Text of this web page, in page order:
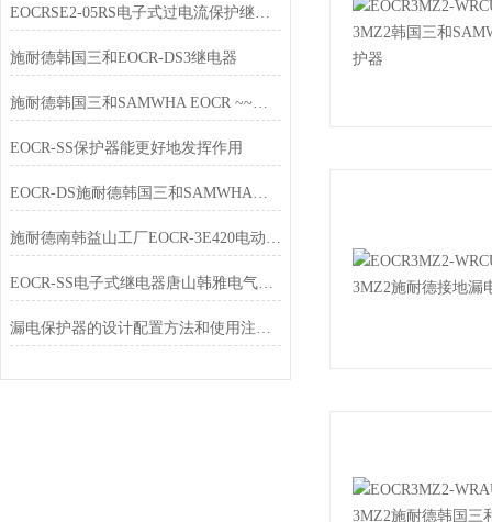
EOCRSE2-05RS电子式过电流保护继电器EOCR-SE2
施耐德韩国三和EOCR-DS3继电器
施耐德韩国三和SAMWHA EOCR ~~唐山韩雅电气春节放假通知
EOCR-SS保护器能更好地发挥作用
EOCR-DS施耐德韩国三和SAMWHA过载保护器
施耐德南韩益山工厂EOCR-3E420电动机综合保护器
EOCR-SS电子式继电器唐山韩雅电气专业销售
漏电保护器的设计配置方法和使用注意事项